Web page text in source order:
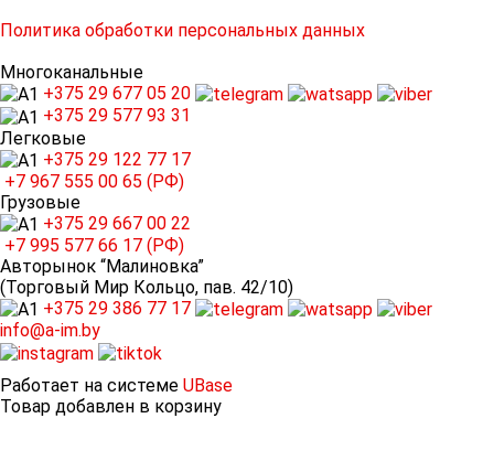
Политика обработки персональных данных
Многоканальные
+375 29 677 05 20
+375 29 577 93 31
Легковые
+375 29 122 77 17
+7 967 555 00 65 (РФ)
Грузовые
+375 29 667 00 22
+7 995 577 66 17 (РФ)
Авторынок “Малиновка”
(Торговый Мир Кольцо, пав. 42/10)
+375 29 386 77 17
info@a-im.by
Работает на системе UBase
Товар добавлен в корзину